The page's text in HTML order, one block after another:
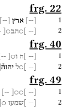
frg. 22
1
-- ארץ --
2
[-- ]○הב○[
frg. 40
1
[-- ]ה ו○[ --]
2
[-- ]○ל יהוה֯[
frg. 49
1
[--
]○○[
--]
2
[-- ]שמעו ○[